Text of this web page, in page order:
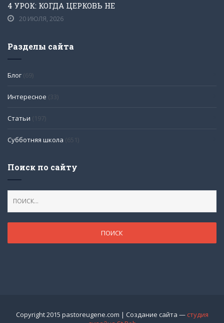
4 УРОК: КОГДА ЦЕРКОВЬ НЕ
20 ИЮЛЯ, 2026
Разделы сайта
Блог (69)
Интересное (33)
Статьи (197)
Субботняя школа (651)
Поиск по сайту
Copyright 2015 pastoreugene.com | Создание сайта — студия